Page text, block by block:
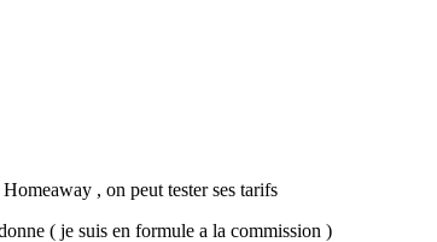
, on peut tester ses tarifs
( je suis en formule a la commission )